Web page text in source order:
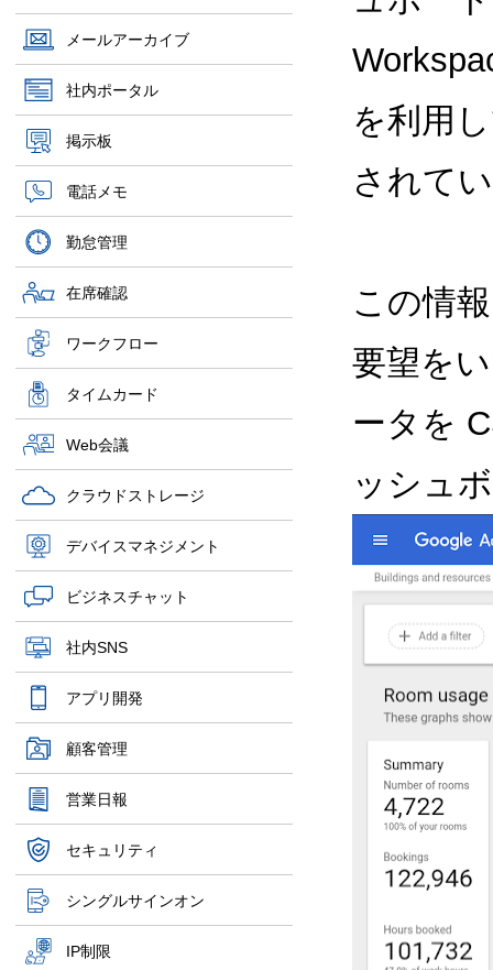
メールアーカイブ
社内ポータル
掲示板
電話メモ
勤怠管理
在席確認
ワークフロー
タイムカード
Web会議
クラウドストレージ
デバイスマネジメント
ビジネスチャット
社内SNS
アプリ開発
顧客管理
営業日報
セキュリティ
シングルサインオン
IP制限
を利用
されて
この情
要望を
ータを
ッシュ